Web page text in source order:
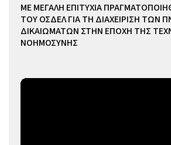
ΜΕ ΜΕΓΑΛΗ ΕΠΙΤΥΧΙΑ
ΤΟΥ ΟΣΔΕΛ ΓΙΑ ΤΗ ΔΙΑΧΕΙΡΙΣΗ ΤΩΝ
ΔΙΚΑΙΩΜΑΤΩΝ ΣΤΗΝ ΕΠΟΧΗ ΤΗΣ
ΝΟΗΜΟΣΥΝΗΣ